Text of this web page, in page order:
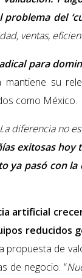
del
ventas,
para
su
como México.
diferencia no
exitosas hoy
ya pasó con la
artificial
reducidos
propuesta de
de negocio. “